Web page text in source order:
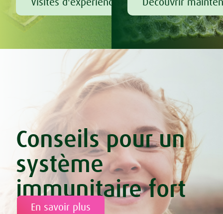
Visites d'expérience chez A.Vogel
Découvrir
Conseils pour un
système
immunitaire fort
En savoir plus